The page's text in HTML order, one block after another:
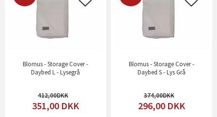
Blomus - Storage Cover -
Daybed L - Lysegrå
412,00
351,00 DKK
Blomus - Storage Cover -
Daybed S - Lys Grå
374,00
296,00 DKK